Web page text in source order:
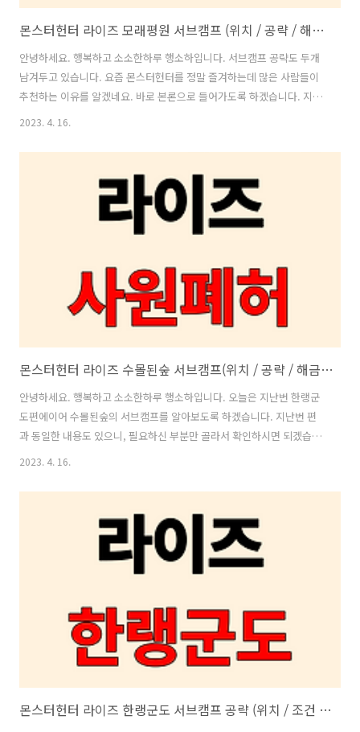
몬스터헌터 라이즈 모래평원 서브캠프 (위치 / 공략 / 해제 / 퀘스트 해금 조건)
안녕하세요. 행복하고 소소한하루 행소하입니다. 서브캠프 공략도 두개
남겨두고 있습니다. 요즘 몬스터헌터를 정말 즐겨하는데 많은 사람들이
추천하는 이유를 알겠네요. 바로 본론으로 들어가도록 하겠습니다. 지난
번 포스팅과 겹치는 내용은 넘어가시고 원하시는 부분만 보셔도 됩니다.
형지물과 몬스터들 때문에 가끔 이동에 불편함을 느낄 때가 많습니다. 또
한, 퀘스트 진행중 장비를 교체하거나 식사를 하기위해 거점으로 다시 돌
아가야하는 경우가 있는데요. 이를 해결하기 위해 있는게 바로 서브캠프
입니다. 서브캠프는 모든맵에 한개 또는 두개씩 있습니다. 서브캠프에서
는 메인 캠프와 동일하게 텐트가 있고 텐트에서 장비변경, 식사등 메인캠
2023. 4. 16.
몬스터헌터 라이즈 수몰된숲 서브캠프(위치 / 공략 / 해금 방법 )
안녕하세요. 행복하고 소소한하루 행소하입니다. 오늘은 지난번 한랭군
도편에이어 수몰된숲의 서브캠프를 알아보도록 하겠습니다. 지난번 편
과 동일한 내용도 있으니, 필요하신 부분만 골라서 확인하시면 되겠습니
다. 서브캠프란? 몬스터헌터 라이즈의 경우 맵이 크진 않지만, 각 맵마다
또한, 퀘스트 진행중 장비를 교체하거나 식사를 하기위해 거점으로 다시
돌아가야하는 경우가 있는데요. 이를 해결하기 위해 있는게 바로 서브캠
프입니다. 서브캠프는 모든맵에 한개 또는 두개씩 있습니다. 서브캠프에
서는 메인 캠프와 동일하게 텐트가 있고 텐트에서 장비변경, 식사등 메인
캠프에서 할 수 있는 모든 행동을 할 수 있습니다. (단, 지급품 BOX는 메
2023. 4. 16.
몬스터헌터 라이즈 한랭군도 서브캠프 공략 (위치 / 조건 / 방법 )